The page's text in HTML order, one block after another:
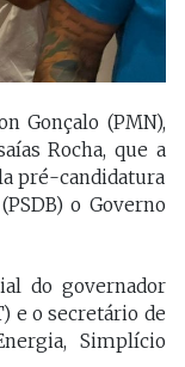
Gonçalo (PMN),
Rocha, que a
pré-candidatura
o Governo
do governador
e o secretário de
Simplício